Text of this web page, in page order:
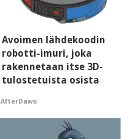
Avoimen lähdekoodin
robotti-imuri, joka
rakennetaan itse 3D-
tulostetuista osista
AfterDawn